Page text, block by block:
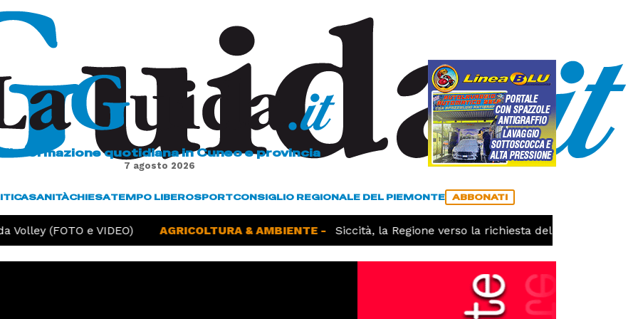
L'informazione quotidiana in Cuneo e provincia
7 agosto 2026
SANITÀCHIESATEMPO LIBEROSPORTCONSIGLIO REGIONALE DEL PIEMONTE ABBONATI
(FOTO e VIDEO) AGRICOLTURA & AMBIENTE - Siccità, la Regione verso la richiesta dello stato di